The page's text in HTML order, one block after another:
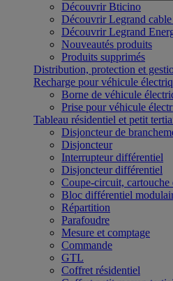
Découvrir Bticino
Découvrir Legrand cable
Découvrir Legrand
Nouveautés produits
Produits supprimés
Distribution, protection et
Recharge pour véhicule
Borne de véhicule
Prise pour véhicule
Tableau résidentiel et petit
Disjoncteur de
Disjoncteur
Interrupteur différentiel
Disjoncteur différentiel
Coupe-circuit, cartouche
Bloc différentiel
Répartition
Parafoudre
Mesure et comptage
Commande
GTL
Coffret résidentiel